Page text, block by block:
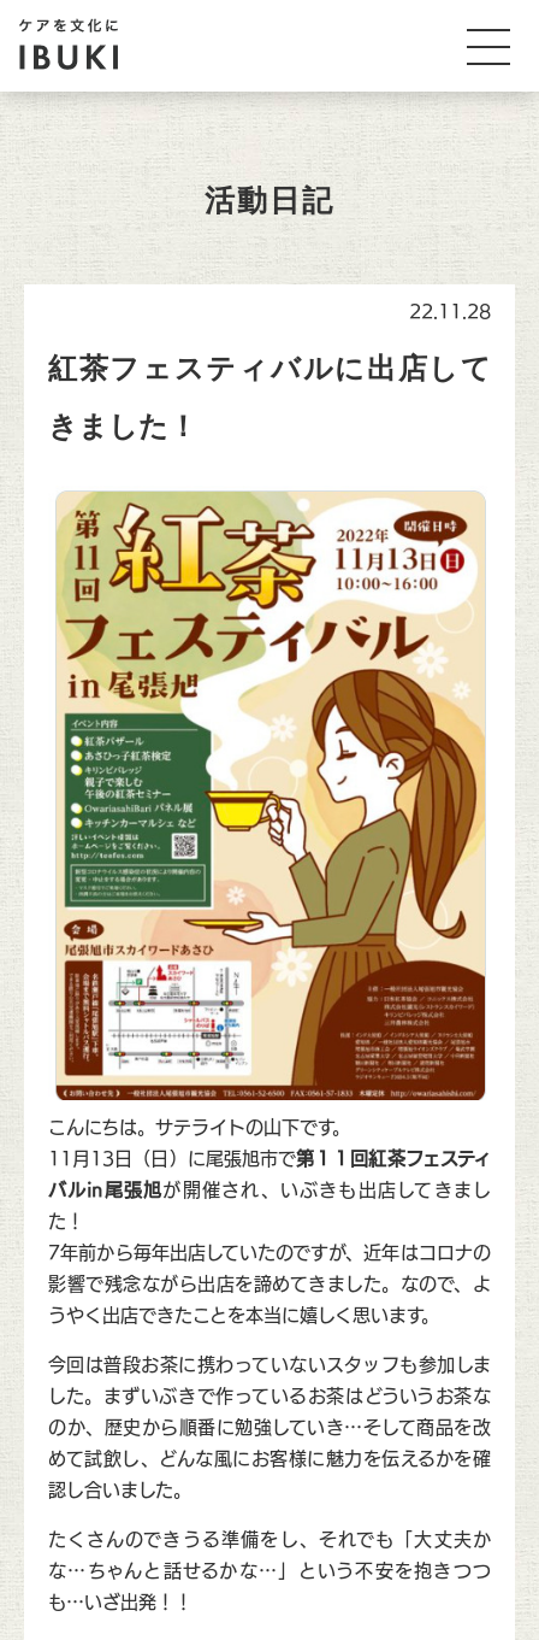
活動日記
22.11.28
紅茶フェスティバルに出店して
きました！
こんにちは。サテライトの山下です。
11月13日（日）に尾張旭市で第１１回紅茶フェスティ
バルin尾張旭が開催され、いぶきも出店してきまし
た！
7年前から毎年出店していたのですが、近年はコロナの
影響で残念ながら出店を諦めてきました。なので、よ
うやく出店できたことを本当に嬉しく思います。
今回は普段お茶に携わっていないスタッフも参加しま
した。まずいぶきで作っているお茶はどういうお茶な
のか、歴史から順番に勉強していき…そして商品を改
めて試飲し、どんな風にお客様に魅力を伝えるかを確
認し合いました。
たくさんのできうる準備をし、それでも「大丈夫か
な…ちゃんと話せるかな…」という不安を抱きつつ
も…いざ出発！！